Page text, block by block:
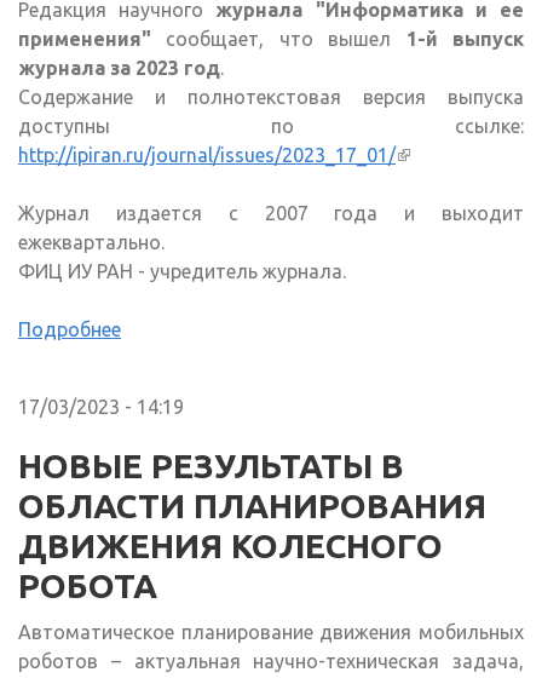
Редакция научного журнала "Информатика и ее
применения" сообщает, что вышел 1-й выпуск
журнала за 2023 год.
Содержание и полнотекстовая версия выпуска
доступны по ссылке:
http://ipiran.ru/journal/issues/2023_17_01/(внешняя
Журнал издается с 2007 года и выходит
ежеквартально.
ФИЦ ИУ РАН - учредитель журнала.
Подробнее
17/03/2023 - 14:19
НОВЫЕ РЕЗУЛЬТАТЫ В
ОБЛАСТИ ПЛАНИРОВАНИЯ
ДВИЖЕНИЯ КОЛЕСНОГО
РОБОТА
Автоматическое планирование движения мобильных
роботов – актуальная научно-техническая задача,